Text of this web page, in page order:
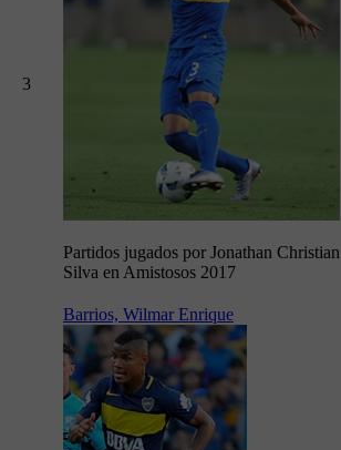
3
Partidos jugados por Jonathan Christian
Silva en Amistosos 2017
Barrios, Wilmar Enrique